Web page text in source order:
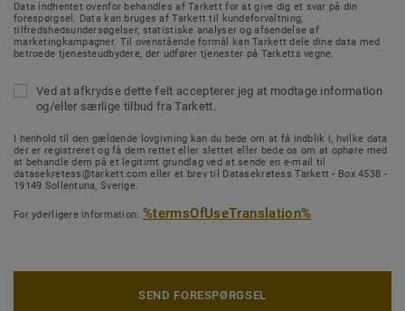
Data indhentet ovenfor behandles af Tarkett for at give dig et svar på din
forespørgsel. Data kan bruges af Tarkett til kundeforvaltning,
tilfredshedsundersøgelser, statistiske analyser og afsendelse af
marketingkampagner. Til ovenstående formål kan Tarkett dele dine data med
betroede tjenesteudbydere, der udfører tjenester på Tarketts vegne.
Ved at afkrydse dette felt accepterer jeg at modtage information
og/eller særlige tilbud fra Tarkett.
I henhold til den gældende lovgivning kan du bede om at få indblik i, hvilke data
der er registreret og få dem rettet eller slettet eller bede os om at ophøre med
at behandle dem på et legitimt grundlag ved at sende en e-mail til
datasekretess@tarkett.com eller et brev til Datasekretess Tarkett - Box 4538 -
19149 Sollentuna, Sverige.
For yderligere information: %termsOfUseTranslation%
SEND FORESPØRGSEL